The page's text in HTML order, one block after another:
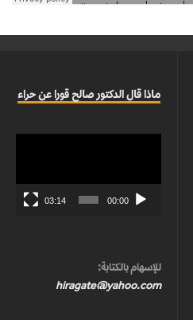
ماذا قال الدكتور صالح قورا عن حراء
00:00
03:14
للإسهام بالكتابة:
hiragate@yahoo.com